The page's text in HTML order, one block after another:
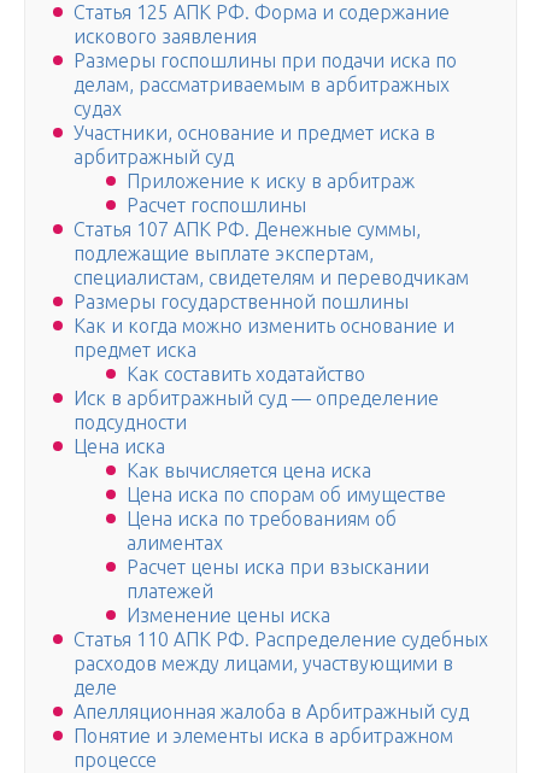
Статья 125 АПК РФ. Форма и содержание
искового заявления
Размеры госпошлины при подачи иска по
делам, рассматриваемым в арбитражных
судах
Участники, основание и предмет иска в
арбитражный суд
Приложение к иску в арбитраж
Расчет госпошлины
Статья 107 АПК РФ. Денежные суммы,
подлежащие выплате экспертам,
специалистам, свидетелям и переводчикам
Размеры государственной пошлины
Как и когда можно изменить основание и
предмет иска
Как составить ходатайство
Иск в арбитражный суд — определение
подсудности
Цена иска
Как вычисляется цена иска
Цена иска по спорам об имуществе
Цена иска по требованиям об
алиментах
Расчет цены иска при взыскании
платежей
Изменение цены иска
Статья 110 АПК РФ. Распределение судебных
расходов между лицами, участвующими в
деле
Апелляционная жалоба в Арбитражный суд
Понятие и элементы иска в арбитражном
процессе